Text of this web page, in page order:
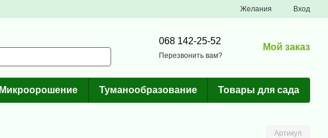
Желания Вход
068 142-25-52
Перезвонить вам?
Мой заказ
Микроорошение Туманообразование Товары для сада
Артикул